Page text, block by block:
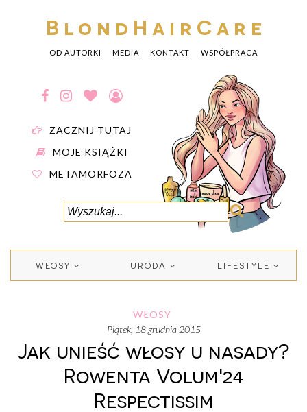
BlondHairCare
OD AUTORKI MEDIA KONTAKT WSPÓŁPRACA
ZACZNIJ TUTAJ
MOJE KSIĄŻKI
METAMORFOZA
WŁOSY URODA LIFESTYLE
WŁOSY
piątek, 18 grudnia 2015
Jak unieść włosy u nasady?
Rowenta Volum'24
Respectissim